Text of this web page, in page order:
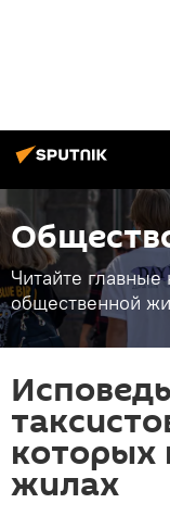
Читайте главные
общественной
которых
жилах